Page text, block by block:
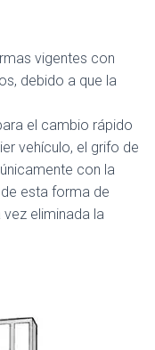
vigentes con
debido a que la
el cambio rápido
vehículo, el grifo de
con la
esta forma de
eliminada la